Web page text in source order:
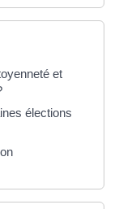
et
élections